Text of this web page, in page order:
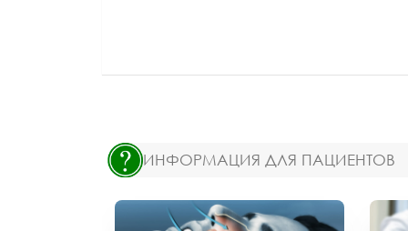
ИНФОРМАЦИЯ ДЛЯ ПАЦИЕНТОВ